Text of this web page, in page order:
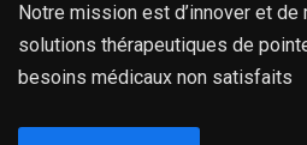
Notre mission est d’innover et
solutions thérapeutiques de
besoins médicaux non satisfaits